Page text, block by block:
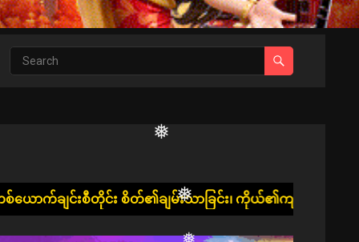
❅
ချမ်းသာခြင်း၊ ကိုယ်၏ကျန်းမာခြင်းနှင့် ပြည့်စုံ၍ ဘေးအန္တရ